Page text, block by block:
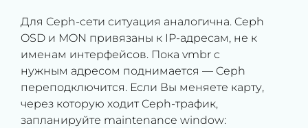
Для Ceph-сети ситуация аналогична. Ceph
OSD и MON привязаны к IP-адресам, не к
именам интерфейсов. Пока vmbr с
нужным адресом поднимается — Ceph
переподключится. Если Вы меняете карту,
через которую ходит Ceph-трафик,
запланируйте maintenance window: